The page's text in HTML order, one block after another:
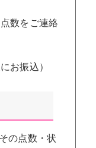
数をご連絡
お振込）
の点数・状